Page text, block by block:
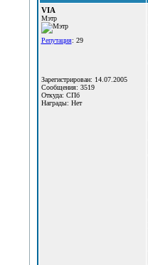
VIA
Мэтр
Репутация: 29
Зарегистрирован: 14.07.2005
Сообщения: 3519
Откуда: СПб
Награды: Нет